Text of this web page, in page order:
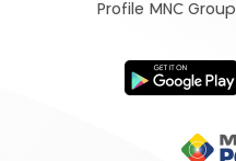
Profile MNC Group